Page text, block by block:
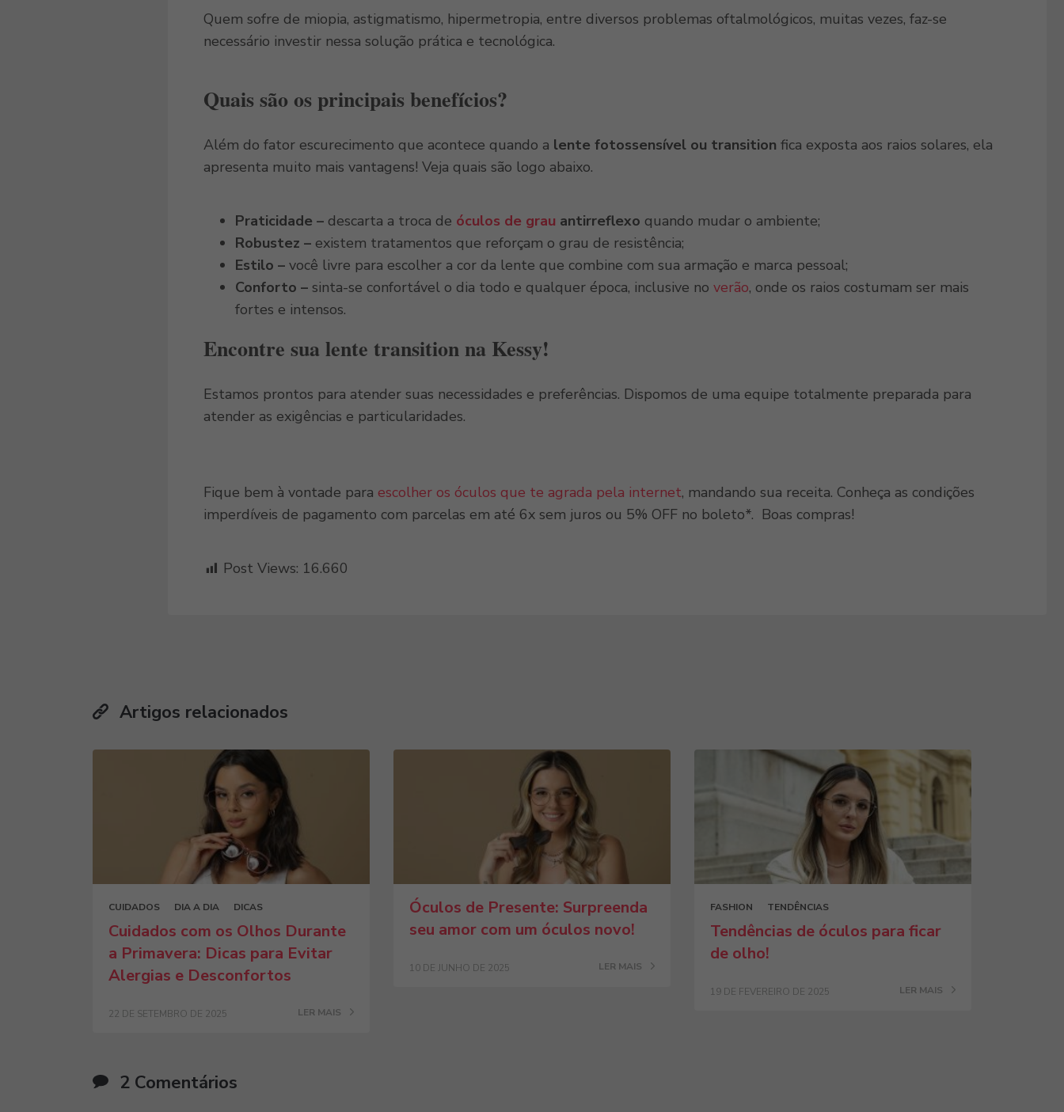
Quem sofre de miopia, astigmatismo, hipermetropia, entre diversos problemas oftalmológicos, muitas vezes, faz-se
necessário investir nessa solução prática e tecnológica.
Quais são os principais benefícios?
Além do fator escurecimento que acontece quando a lente fotossensível ou transition fica exposta aos raios solares, ela
apresenta muito mais vantagens! Veja quais são logo abaixo.
Praticidade –descarta a troca de óculos de grau antirreflexo quando mudar o ambiente;
Robustez –existem tratamentos que reforçam o grau de resistência;
Estilo – você livre para escolher a cor da lente que combine com sua armação e marca pessoal;
Conforto – sinta-se confortável o dia todo e qualquer época, inclusive no verão, onde os raios costumam ser mais
fortes e intensos.
Encontre sua lente transition na Kessy!
Estamos prontos para atender suas necessidades e preferências. Dispomos de uma equipe totalmente preparada para
atender as exigências e particularidades.
Fique bem à vontade para escolher os óculos que te agrada pela internet, mandando sua receita. Conheça as condições
imperdíveis de pagamento com parcelas em até 6x sem juros ou 5% OFF no boleto*. Boas compras!
Post Views: 16.660
Artigos relacionados
CUIDADOS DIA A DIA DICAS
Cuidados com os Olhos Durante
a Primavera: Dicas para Evitar
Alergias e Desconfortos
22 DE SETEMBRO DE 2025 LER MAIS
Óculos de Presente: Surpreenda
seu amor com um óculos novo!
10 DE JUNHO DE 2025 LER MAIS
FASHION TENDÊNCIAS
Tendências de óculos para ficar
de olho!
19 DE FEVEREIRO DE 2025 LER MAIS
2 Comentários